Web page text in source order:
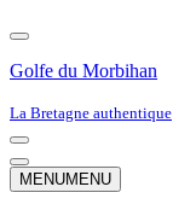
Golfe du Morbihan
La Bretagne authentique
Menu
de
navigation
Menu
de
MENUMENU